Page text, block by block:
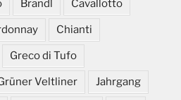
Brandl Cavallotto
Chianti
Greco di Tufo
Veltliner Jahrgang